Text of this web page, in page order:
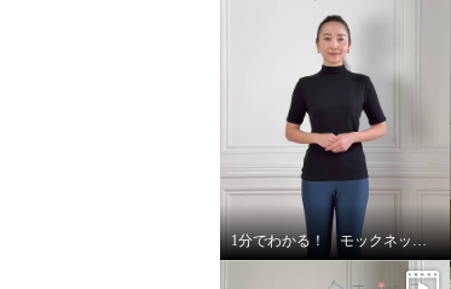
1分でわかる！ モックネックリバーシブル五分袖プルオーバー！